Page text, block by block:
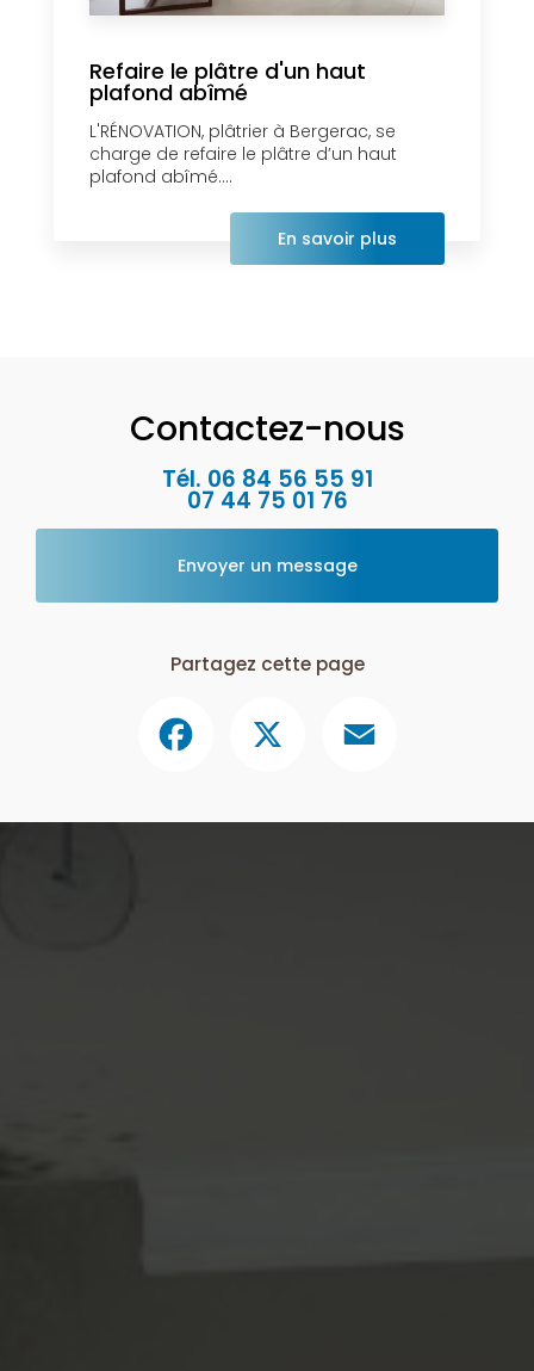
Refaire le plâtre d'un haut
plafond abîmé
L'RÉNOVATION, plâtrier à Bergerac, se
charge de refaire le plâtre d’un haut
plafond abîmé....
En savoir plus
Contactez-nous
Tél. 06 84 56 55 91
07 44 75 01 76
Envoyer un message
Partagez cette page